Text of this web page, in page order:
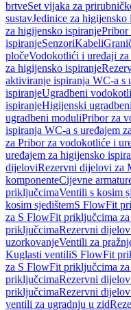
brtveSet vijaka za
sustavJedinice za higijensko
za higijensko ispiranjePribor
ispiranjeSenzoriKabeli
pločeVodokotlići i uređaji
za higijensko ispiranje
aktiviranje ispiranja WC-a s
ispiranjeUgradbeni
ispiranjeHigijenski
ugradbeni moduliPribor za
ispiranja WC-a s uređajem
za Pribor za vodokotliće i
uređajem za higijensko
dijeloviRezervni dijelovi za
komponenteCijevne
priključcimaVentili s kosim
kosim sjedištemS FlowFit
za S FlowFit priključcima za
priključcimaRezervni
uzorkovanjeVentili za
Kuglasti ventiliS FlowFit
za S FlowFit priključcima za
priključcimaRezervni
priključcimaRezervni
ventili za ugradnju u zid